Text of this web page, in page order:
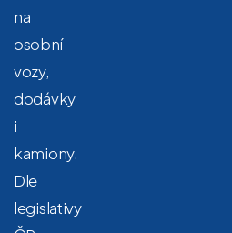
na
osobní
vozy,
dodávky
i
kamiony.
Dle
legislativy